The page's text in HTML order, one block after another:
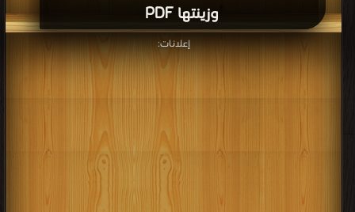
وزينتها PDF
إعلانات: